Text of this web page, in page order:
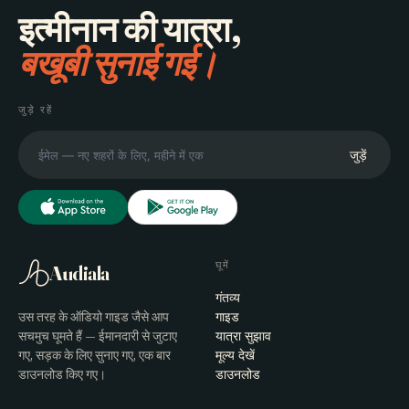
इत्मीनान की यात्रा,
बखूबी सुनाई गई।
जुड़े रहें
जुड़ें
Audiala
उस तरह के ऑडियो गाइड जैसे आप
सचमुच घूमते हैं — ईमानदारी से जुटाए
गए, सड़क के लिए सुनाए गए, एक बार
डाउनलोड किए गए।
घूमें
गंतव्य
गाइड
यात्रा सुझाव
मूल्य देखें
डाउनलोड